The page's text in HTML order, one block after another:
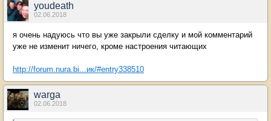
youdeath
02.06.2018
я очень надуюсь что вы уже закрыли сделку и мой комментарий
уже не изменит ничего, кроме настроения читающих
http://forum.nura.bi...ик/#entry338510
warga
02.06.2018